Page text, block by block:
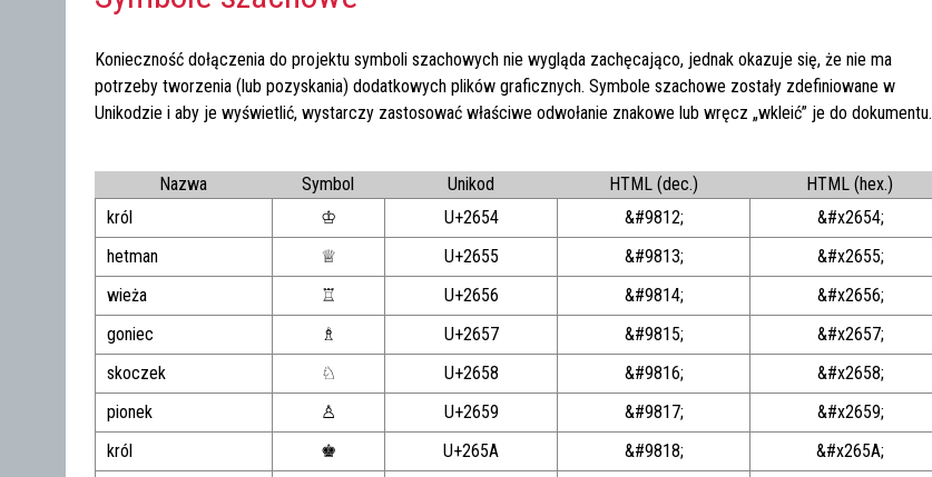
Konieczność dołączenia do projektu symboli szachowych nie wygląda zachęcająco, jednak okazuje się, że nie ma
potrzeby tworzenia (lub pozyskania) dodatkowych plików graficznych. Symbole szachowe zostały zdefiniowane w
Unikodzie i aby je wyświetlić, wystarczy zastosować właściwe odwołanie znakowe lub wręcz „wkleić” je do dokumentu.
Nazwa Symbol Unikod HTML (dec.)
HTML (hex.)
król
♔ U+2654 &#9812;
&#x2654;
hetman
♕ U+2655 &#9813;
&#x2655;
wieża
♖ U+2656 &#9814;
&#x2656;
goniec
♗ U+2657 &#9815;
&#x2657;
skoczek
♘ U+2658 &#9816;
&#x2658;
pionek
♙ U+2659 &#9817;
&#x2659;
król
♚ U+265A &#9818;
&#x265A;